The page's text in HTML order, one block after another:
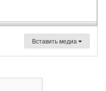
Вставить медиа